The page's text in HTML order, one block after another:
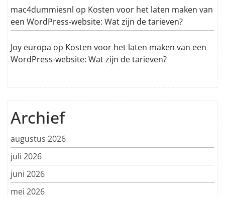
mac4dummiesnl op Kosten voor het laten maken van
een WordPress-website: Wat zijn de tarieven?
Joy europa op Kosten voor het laten maken van een
WordPress-website: Wat zijn de tarieven?
Archief
augustus 2026
juli 2026
juni 2026
mei 2026